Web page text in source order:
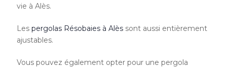
vie à Alès.
Les pergolas Résobaies à Alès sont aussi entièrement
ajustables.
Vous pouvez également opter pour une pergola